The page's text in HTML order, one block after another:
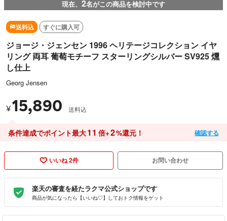
現在、 2名がこの商品を検討中です
送料込 すぐに購入可
ジョージ・ジェンセン 1996 ヘリテージコレクション イヤ
リング 両耳 葡萄モチーフ スターリングシルバー SV925 燻
し仕上
Georg Jensen
¥15,890 送料込
条件達成でポイント最大11 倍+2%還元！ 確認する
いいね 2件 お問い合わせ
楽天の審査を経たラクマ公式ショップです
商品が気になったら【いいね♡】しておトク情報をゲット